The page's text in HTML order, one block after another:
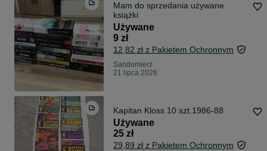
Mam do sprzedania używane
książki
Używane
9 zł
12,82 zł z Pakietem Ochronnym
Sandomierz
21 lipca 2026
Kapitan Kloss 10 szt.1986-88
Używane
25 zł
29,89 zł z Pakietem Ochronnym